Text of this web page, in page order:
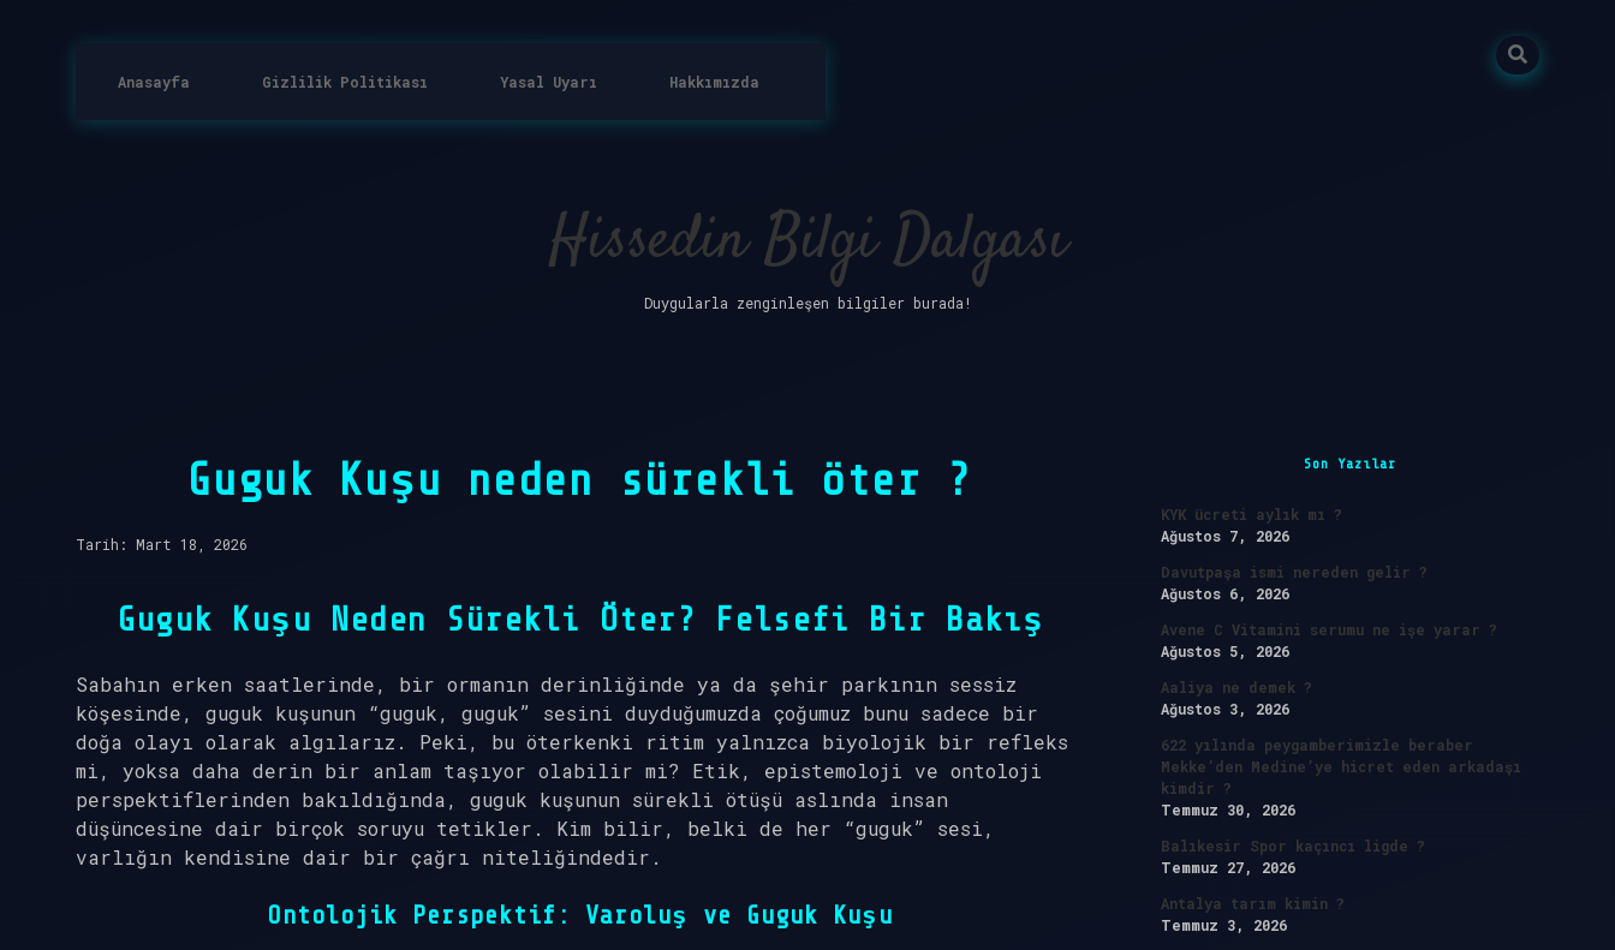
Anasayfa Gizlilik Politikası Yasal Uyarı Hakkımızda
Hissedin Bilgi Dalgası
Duygularla zenginleşen bilgiler burada!
Guguk Kuşu neden sürekli öter ?
Tarih: Mart 18, 2026
Guguk Kuşu Neden Sürekli Öter? Felsefi Bir Bakış
Sabahın erken saatlerinde, bir ormanın derinliğinde ya da şehir parkının sessiz
köşesinde, guguk kuşunun “guguk, guguk” sesini duyduğumuzda çoğumuz bunu sadece bir
doğa olayı olarak algılarız. Peki, bu öterkenki ritim yalnızca biyolojik bir refleks
mi, yoksa daha derin bir anlam taşıyor olabilir mi? Etik, epistemoloji ve ontoloji
perspektiflerinden bakıldığında, guguk kuşunun sürekli ötüşü aslında insan
düşüncesine dair birçok soruyu tetikler. Kim bilir, belki de her “guguk” sesi,
varlığın kendisine dair bir çağrı niteliğindedir.
Ontolojik Perspektif: Varoluş ve Guguk Kuşu
SidebarSon Yazılar
KYK ücreti aylık mı ?
Ağustos 7, 2026
Davutpaşa ismi nereden gelir ?
Ağustos 6, 2026
Avene C Vitamini serumu ne işe yarar ?
Ağustos 5, 2026
Aaliya ne demek ?
Ağustos 3, 2026
622 yılında peygamberimizle beraber
Mekke’den Medine’ye hicret eden arkadaşı
kimdir ?
Temmuz 30, 2026
Balıkesir Spor kaçıncı ligde ?
Temmuz 27, 2026
Antalya tarım kimin ?
Temmuz 3, 2026